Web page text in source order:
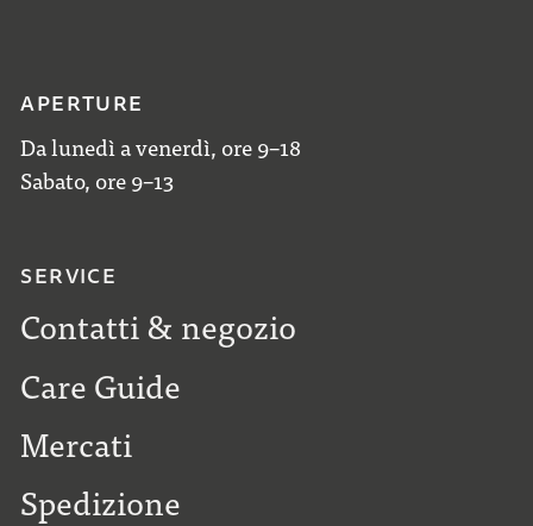
APERTURE
Da lunedì a venerdì, ore 9–18
Sabato, ore 9–13
SERVICE
Contatti & negozio
Care Guide
Mercati
Spedizione